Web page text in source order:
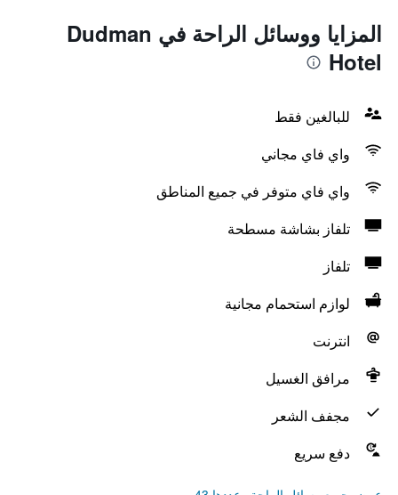
المزايا ووسائل الراحة في Dudman
Hotel
للبالغين فقط
واي فاي مجاني
واي فاي متوفر في جميع المناطق
تلفاز بشاشة مسطحة
تلفاز
لوازم استحمام مجانية
انترنت
مرافق الغسيل
مجفف الشعر
دفع سريع